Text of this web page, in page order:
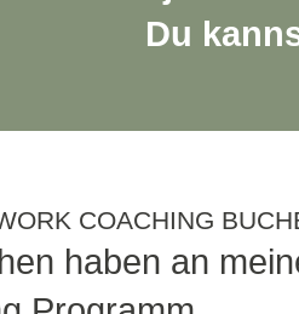
Du
COACHING
haben an